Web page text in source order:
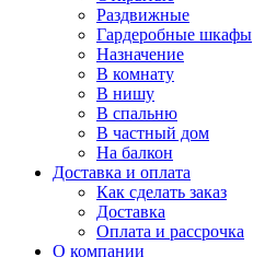
Раздвижные
Гардеробные шкафы
Назначение
В комнату
В нишу
В спальню
В частный дом
На балкон
Доставка и оплата
Как сделать заказ
Доставка
Оплата и рассрочка
О компании